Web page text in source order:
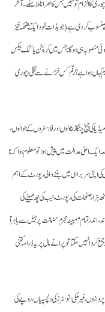
کر دی ہے (جو بذات خود ایک مضحکہ خیز
منصوبہ ہی ہوگا نا جس میں کرپشن یا کک بیکس
کہاں ہوا ہے؟ رقم کس خزانے سے نکلی، چوری
چیخ چنگاڑ، ناولوں اور فلاسفروں کے حوالوں،
ایک اعلیٰ عدالت میں پیش ہوا تو معلوم ہوا کہ نا
کی اپنی سربراہی میں بننے والی رپورٹ کے اہم
صفحات کی رپورٹ، نیب کی چھ مہینے کی
کی کل ملا کر اتنی ہی اوقات تھی کہ 4 پیشیوں کے اندر اندر تمام "مبینہ مجرم” ضمانت پر جیل سے باہر آ
نہیں سکتا تو پرانے مال پر یہ ڈرامہ کتنی
غیر ملکی انوسٹرز کی دلچسپیاں، روپے کی